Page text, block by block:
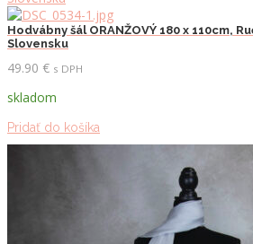
Hodvábny šál ORANŽOVÝ 180 x 110cm,
Slovensku
49.90 € s DPH
skladom
Pridať do košíka